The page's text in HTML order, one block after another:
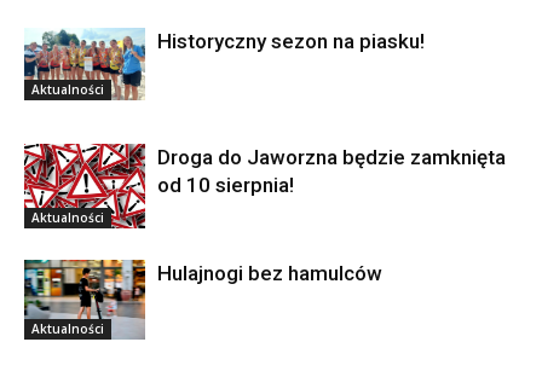
Aktualności
Historyczny sezon na piasku!
Aktualności
Droga do Jaworzna będzie zamknięta
od 10 sierpnia!
Aktualności
Hulajnogi bez hamulców